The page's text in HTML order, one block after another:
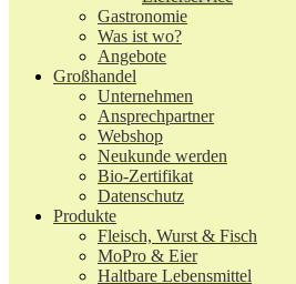
Gastronomie
Was ist wo?
Angebote
Großhandel
Unternehmen
Ansprechpartner
Webshop
Neukunde werden
Bio-Zertifikat
Datenschutz
Produkte
Fleisch, Wurst & Fisch
MoPro & Eier
Haltbare Lebensmittel